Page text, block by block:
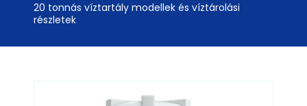
20 tonnás víztartály modellek és víztárolási
részletek